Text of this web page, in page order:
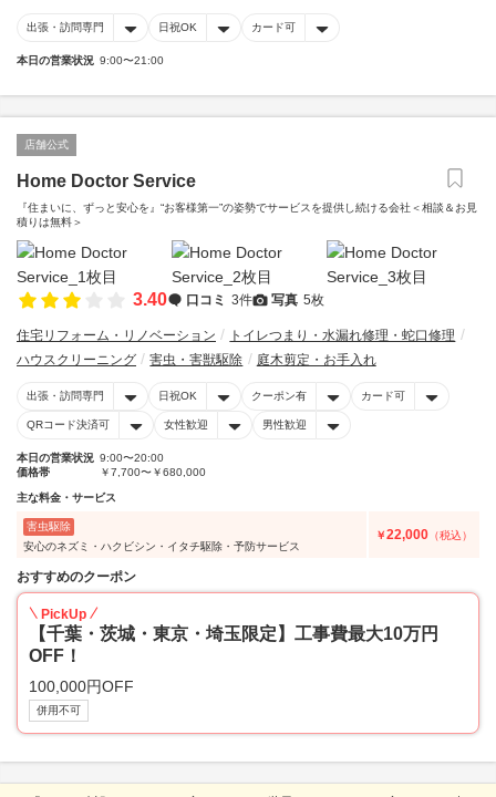
出張・訪問専門 日祝OK カード可
本日の営業状況 9:00〜21:00
店舗公式
Home Doctor Service
『住まいに、ずっと安心を』“お客様第一”の姿勢でサービスを提供し続ける会社＜相談＆お見
積りは無料＞
3.40 口コミ 3件 写真 5枚
住宅リフォーム・リノベーション
トイレつまり・水漏れ修理・蛇口修理
ハウスクリーニング
害虫・害獣駆除 庭木剪定・お手入れ
出張・訪問専門 日祝OK クーポン有 カード可
QRコード決済可 女性歓迎 男性歓迎
本日の営業状況 9:00〜20:00
価格帯
￥7,700〜￥680,000
主な料金・サービス
害虫駆除
安心のネズミ・ハクビシン・イタチ駆除・予防サービス
￥22,000 （税込）
おすすめのクーポン
PickUp
【千葉・茨城・東京・埼玉限定】工事費最大10万円
OFF！
100,000円OFF
併用不可